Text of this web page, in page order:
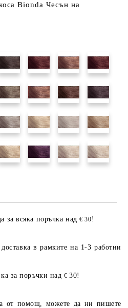
Bionda Чесън на
за всяка поръчка над€ 30!
в рамките на 1-3 работни
за поръчки над€30!
от помощ, можете да ни пишете